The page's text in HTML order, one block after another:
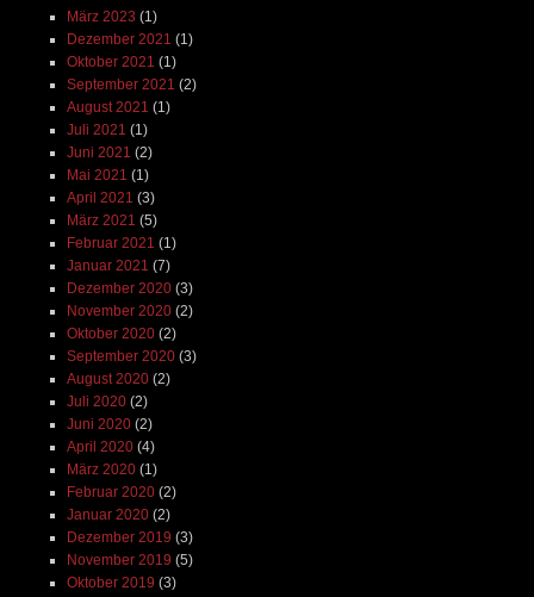
März 2023 (1)
Dezember 2021 (1)
Oktober 2021 (1)
September 2021 (2)
August 2021 (1)
Juli 2021 (1)
Juni 2021 (2)
Mai 2021 (1)
April 2021 (3)
März 2021 (5)
Februar 2021 (1)
Januar 2021 (7)
Dezember 2020(3)
November 2020(2)
Oktober 2020(2)
September 2020(3)
August 2020(2)
Juli 2020(2)
Juni 2020(2)
April 2020(4)
März 2020(1)
Februar 2020(2)
Januar 2020(2)
Dezember 2019 (3)
November 2019 (5)
Oktober 2019 (3)